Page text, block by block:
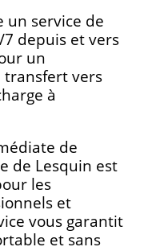
un service de
depuis et vers
un
transfert vers
à
de
de Lesquin est
les
et
vous garantit
et sans